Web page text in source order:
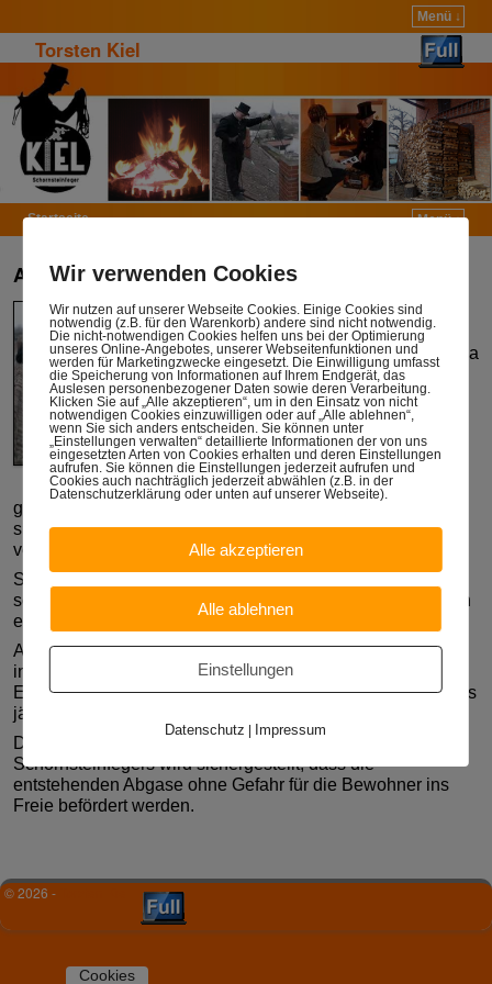
Menü ↓
Torsten Kiel
Startseite
Menü ↓
Abgasanlagen überprüfen
In Schornsteinen und
Abgasleitungen strömen Abgase
mit einem Unterdruck von 0,01 hPa
– 0,2 hPa ins Freie.
Selbst geringe Verschmutzungen
sowie andere Fremdkörper wie
Laub, Zweige, Spinnengewebe,
Wespennester, noch lebende und
tote Vögel u. a. können diese
geringen Druckverhältnisse negativ beeinflussen und den
sicheren Abtransport der Abgase behindern oder sogar
verhindern.
Schornsteinfeger beseitigen tagtäglich nicht nur Ruß,
sondern auch andere Verunreinigungen und gewährleisten
eine sichere Abgasführung ins Freie.
Auch wenn kein Ruß entsteht, entstehen Abgase, die nicht
in den Atembereich von Mensch und Tier gelangen dürfen.
Eine Feuerungsanlage produziert in einem Einfamilienhaus
jährlich ca. 30000 m³ Abgase.
Durch die regelmäßige, vorbeugende Überprüfung des
Schornsteinfegers wird sichergestellt, dass die
entstehenden Abgase ohne Gefahr für die Bewohner ins
Freie befördert werden.
© 2026 -
Cookies
Wir verwenden Cookies
Wir nutzen auf unserer Webseite Cookies. Einige Cookies sind
notwendig (z.B. für den Warenkorb) andere sind nicht notwendig.
Die nicht-notwendigen Cookies helfen uns bei der Optimierung
unseres Online-Angebotes, unserer Webseitenfunktionen und
werden für Marketingzwecke eingesetzt. Die Einwilligung umfasst
die Speicherung von Informationen auf Ihrem Endgerät, das
Auslesen personenbezogener Daten sowie deren Verarbeitung.
Klicken Sie auf „Alle akzeptieren“, um in den Einsatz von nicht
notwendigen Cookies einzuwilligen oder auf „Alle ablehnen“,
wenn Sie sich anders entscheiden. Sie können unter
„Einstellungen verwalten“ detaillierte Informationen der von uns
eingesetzten Arten von Cookies erhalten und deren Einstellungen
aufrufen. Sie können die Einstellungen jederzeit aufrufen und
Cookies auch nachträglich jederzeit abwählen (z.B. in der
Datenschutzerklärung oder unten auf unserer Webseite).
Alle akzeptieren
Alle ablehnen
Einstellungen
Datenschutz Impressum